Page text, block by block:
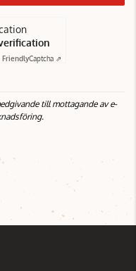
FriendlyCaptcha ⇗
till mottagande av e-